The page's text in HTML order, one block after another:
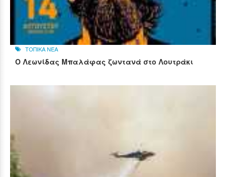
ΤΟΠΙΚΑ ΝΕΑ
Ο Λεωνίδας Μπαλάφας ζωντανά στο Λουτράκι